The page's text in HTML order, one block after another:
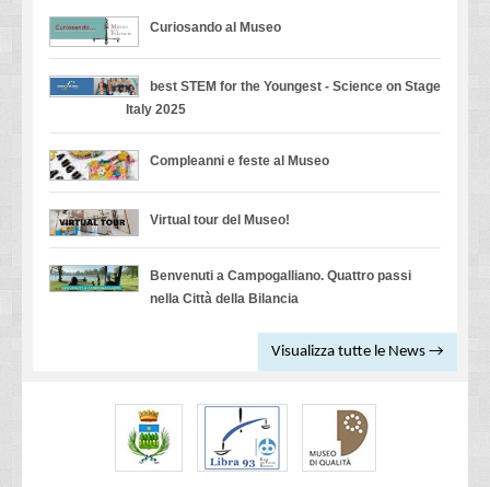
Curiosando al Museo
best STEM for the Youngest - Science on Stage
Italy 2025
Compleanni e feste al Museo
Virtual tour del Museo!
Benvenuti a Campogalliano. Quattro passi
nella Città della Bilancia
Visualizza tutte le News →